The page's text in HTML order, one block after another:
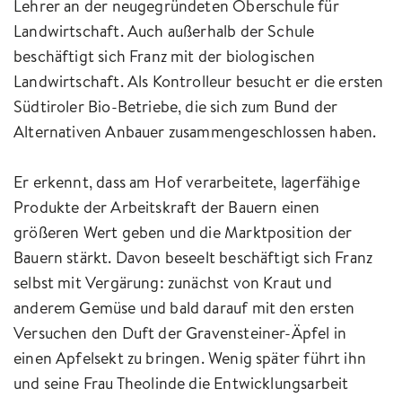
Lehrer an der neugegründeten Oberschule für
Landwirtschaft. Auch außerhalb der Schule
beschäftigt sich Franz mit der biologischen
Landwirtschaft. Als Kontrolleur besucht er die ersten
Südtiroler Bio-Betriebe, die sich zum Bund der
Alternativen Anbauer zusammengeschlossen haben.
Er erkennt, dass am Hof verarbeitete, lagerfähige
Produkte der Arbeitskraft der Bauern einen
größeren Wert geben und die Marktposition der
Bauern stärkt. Davon beseelt beschäftigt sich Franz
selbst mit Vergärung: zunächst von Kraut und
anderem Gemüse und bald darauf mit den ersten
Versuchen den Duft der Gravensteiner-Äpfel in
einen Apfelsekt zu bringen. Wenig später führt ihn
und seine Frau Theolinde die Entwicklungsarbeit